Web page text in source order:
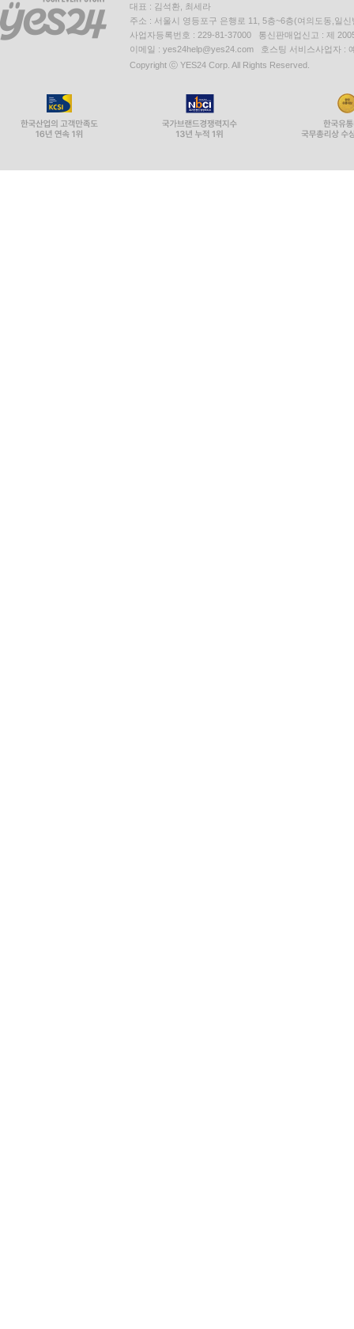
대표 : 김석환, 최세라
주소 : 서울시 영등포구 은행로 11, 5층~6층(여의도동,일신
사업자등록번호 : 229-81-37000 통신판매업신고 : 제
이메일 : yes24help@yes24.com 호스팅 서비스사업자 :
Copyright ⓒ YES24 Corp. All Rights Reserved.